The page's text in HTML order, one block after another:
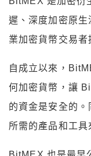
遲、深度加密原
業加密貨幣交易者
自成立以來，
何加密貨幣，讓
的資金是安全的
所需的產品和工具